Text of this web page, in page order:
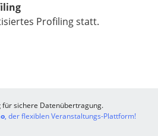
Profiling statt.
für sichere Datenübertragung.
, der flexiblen Veranstaltungs-Plattform!